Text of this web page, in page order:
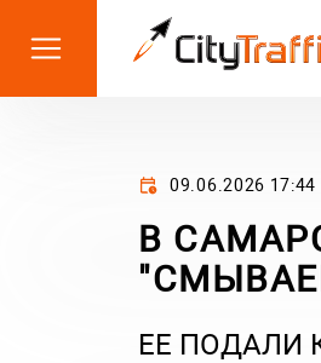
09.06.2026 17:44
В
ЕЕ ПОДАЛИ